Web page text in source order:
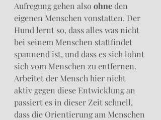
Aufregung gehen also ohne den
eigenen Menschen vonstatten. Der
Hund lernt so, dass alles was nicht
bei seinem Menschen stattfindet
spannend ist, und dass es sich lohnt
sich vom Menschen zu entfernen.
Arbeitet der Mensch hier nicht
aktiv gegen diese Entwicklung an
passiert es in dieser Zeit schnell,
dass die Orientierung am Menschen